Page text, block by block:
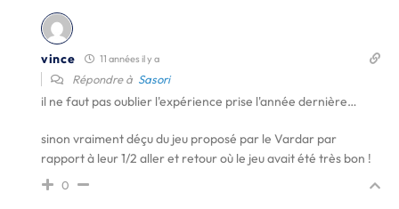
vince 11 années il y a
Répondre à Sasori
il ne faut pas oublier l'expérience prise l'année dernière…
sinon vraiment déçu du jeu proposé par le Vardar par
rapport à leur 1/2 aller et retour où le jeu avait été très bon !
0